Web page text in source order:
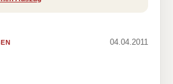
04.04.2011